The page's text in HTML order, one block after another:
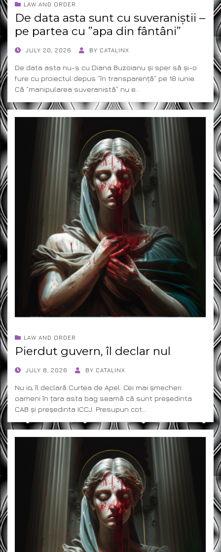
LAW AND ORDER
De data asta sunt cu suveraniștii –
pe partea cu ”apa din fântâni”
POSTED
JULY 20, 2026 BY CATALINX
De data asta nu-s cu Diana Buzoianu și sper să și-o
fure cu proiectul depus ”în transparență” pe 18 iunie.
Că ”manipularea suveranistă” nu e…
LAW AND ORDER
Pierdut guvern, îl declar nul
POSTED
JULY 8, 2026 BY CATALINX
Nu io, îl declară Curtea de Apel. Cei mai șmecheri
oameni în țara asta bag seamă că sunt președinta
CAB și președinta ICCJ. Presupun cot…